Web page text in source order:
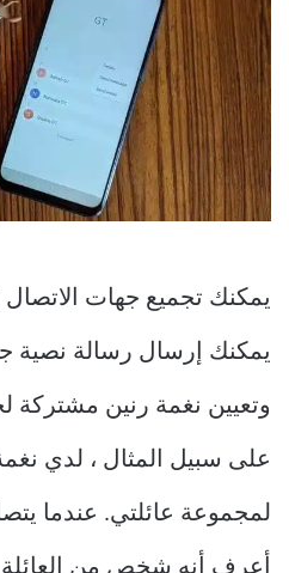
يمكنك تجميع جهات
يمكنك إرسال رسالة نصية
وتعيين نغمة رنين مشتركة
على سبيل المثال ، لدي
لمجموعة عائلتي. عندما